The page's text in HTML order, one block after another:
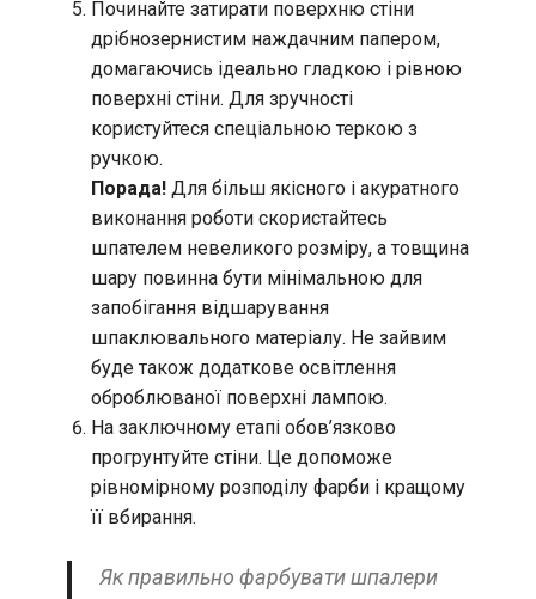
Починайте затирати поверхню стіни
дрібнозернистим наждачним папером,
домагаючись ідеально гладкою і рівною
поверхні стіни. Для зручності
користуйтеся спеціальною теркою з
ручкою.
Порада! Для більш якісного і акуратного
виконання роботи скористайтесь
шпателем невеликого розміру, а товщина
шару повинна бути мінімальною для
запобігання відшарування
шпаклювального матеріалу. Не зайвим
буде також додаткове освітлення
оброблюваної поверхні лампою.
На заключному етапі обов’язково
прогрунтуйте стіни. Це допоможе
рівномірному розподілу фарби і кращому
її вбирання.
Як правильно фарбувати шпалери